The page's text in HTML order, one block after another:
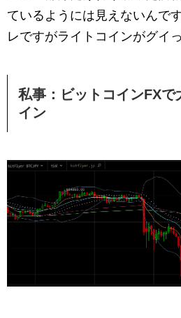
ているようには見えないんで
レですがライトコインがグイ
私事：ビットコインFXで
イン